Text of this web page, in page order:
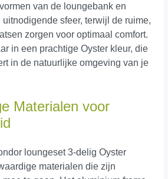
van de loungebank en
sfeer, terwijl de ruime,
zorgen voor optimaal comfort.
in een prachtige Oyster kleur, die
in de natuurlijke omgeving van je
Materialen voor
loungeset 3-delig Oyster
materialen die zijn